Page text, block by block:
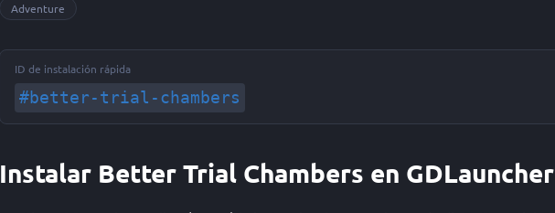
Adventure
ID de instalación rápida
#better-trial-chambers
Instalar Better Trial Chambers en GDLauncher